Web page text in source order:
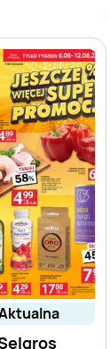
aktualna